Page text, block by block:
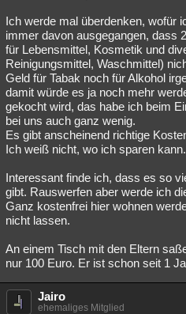
Philosophie Träume Orte
Astronomie Helpdesk
Musik Clash
Übersichten
Besucht Teilgenommen Alle
Ich werde mal überdenken, wofür
immer davon ausgegangen, dass
für Lebensmittel, Kosmetik und
Reinigungsmittel, Waschmittel)
Geld für Tabak noch für Alkohol
damit würde es ja noch mehr
gekocht wird, das habe ich beim
bei uns auch ganz wenig.
Es gibt anscheinend richtige
Ich weiß nicht, wo ich sparen
Interessant finde ich, dass es so
gibt. Rauswerfen aber werde ich
Ganz kostenfrei hier wohnen
nicht lassen.
An einem Tisch mit den Eltern
nur 100 Euro. Er ist schon seit 1
Jairo
ehemaliges Mitglied